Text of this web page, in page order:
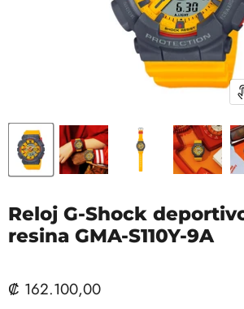
Reloj G-Shock
resina GMA-S110Y-9A
₡ 162.100,00